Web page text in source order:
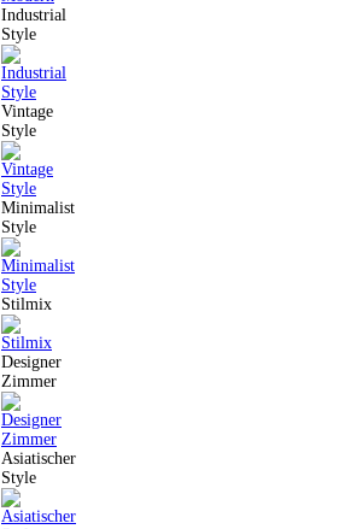
Industrial
Style
Vintage
Style
Minimalist
Style
Stilmix
Designer
Zimmer
Asiatischer
Style